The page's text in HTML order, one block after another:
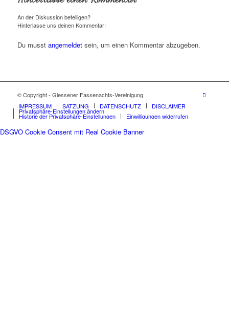
An der Diskussion beteiligen?
Hinterlasse uns deinen Kommentar!
Du musst angemeldetsein, um einen Kommentar abzugeben.
© Copyright - Giessener Fassenachts-Vereinigung
IMPRESSUM
SATZUNG DATENSCHUTZ DISCLAIMER
Privatsphäre-Einstellungen ändern
Historie der Privatsphäre-Einstellungen Einwilligungen widerrufen
DSGVO Cookie Consent mit Real Cookie Banner